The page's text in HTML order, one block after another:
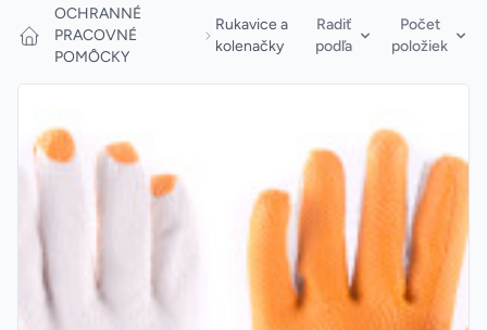
OCHRANNÉ
PRACOVNÉ
POMÔCKY
Rukavice a
kolenačky
Radiť
podľa
Počet
položiek